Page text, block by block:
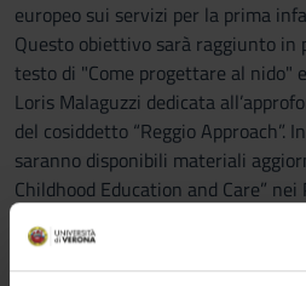
europeo sui servizi per la prima
Questo obiettivo sarà raggiunto in
testo di "Come progettare al nido"
Loris Malaguzzi dedicata
del cosiddetto “Reggio Approach”.
saranno disponibili materiali
Childhood Education and Care” nei
1c. Aver sviluppato un’adeguata
critiche riguardanti il senso
anni a partire dall’analisi ed